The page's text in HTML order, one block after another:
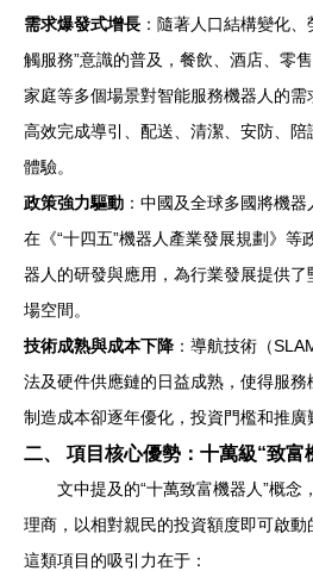
需求爆發式增長 ：隨著人口結構變化
觸服務”意識的普及，餐飲、酒店、零
家庭等多個場景對智能服務機器人的
高效完成導引、配送、清潔、安防、
體驗。
政策強力驅動 ：中國及全球多國將機
在《“十四五”機器人產業發展規劃》等
器人的研發與應用，為行業發展提供
場空間。
技術成熟與成本下降 ：導航技術（
法及硬件供應鏈的日益成熟，使得服
制造成本卻逐年優化，投資門檻和推廣
二、 項目核心優勢：十萬級“致富
文中提及的“十萬致富機器人”概念
理商，以相對親民的投資額度即可啟動
這類項目的吸引力在于：